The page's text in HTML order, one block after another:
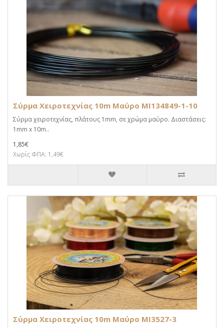
Σύρμα Χειροτεχνίας 10m Μαύρο MI134849-1-10
Σύρμα χειροτεχνίας, πλάτους 1mm, σε χρώμα μαύρο. Διαστάσεις:
1mm x 10m..
1,85€
Χωρίς ΦΠΑ: 1,49€
Σύρμα Χειροτεχνίας 10m Μαύρο MI3527-3